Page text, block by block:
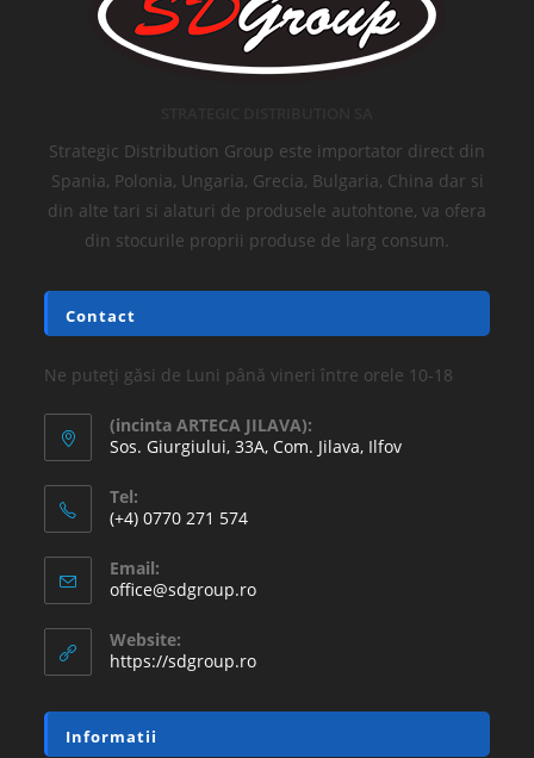
Strategic Distribution Group este importator direct din
Spania, Polonia, Ungaria, Grecia, Bulgaria, China dar si
din alte tari si alaturi de produsele autohtone, va ofera
din stocurile proprii produse de larg consum.
Contact
Ne puteți găsi de Luni până vineri între orele 10-18
(incinta ARTECA JILAVA):
Sos. Giurgiului, 33A, Com. Jilava, Ilfov
Tel:
(+4) 0770 271 574
Email:
office@sdgroup.ro
Website:
https://sdgroup.ro
Informatii